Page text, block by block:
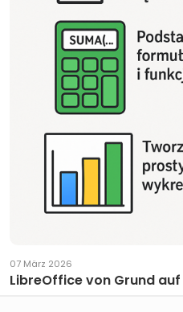
07 März 2026
LibreOffice von Grund